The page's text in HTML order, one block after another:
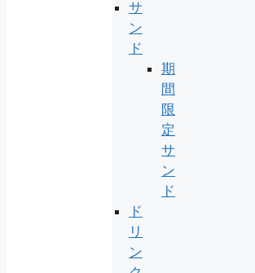
サ
ン
ド
期
間
限
定
サ
ン
ド
ド
リ
ン